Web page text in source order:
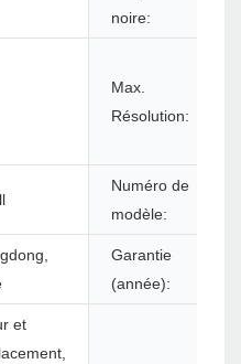
noire:
Max.
Résolution:
Numéro de
modèle:
Garantie
(année):
et